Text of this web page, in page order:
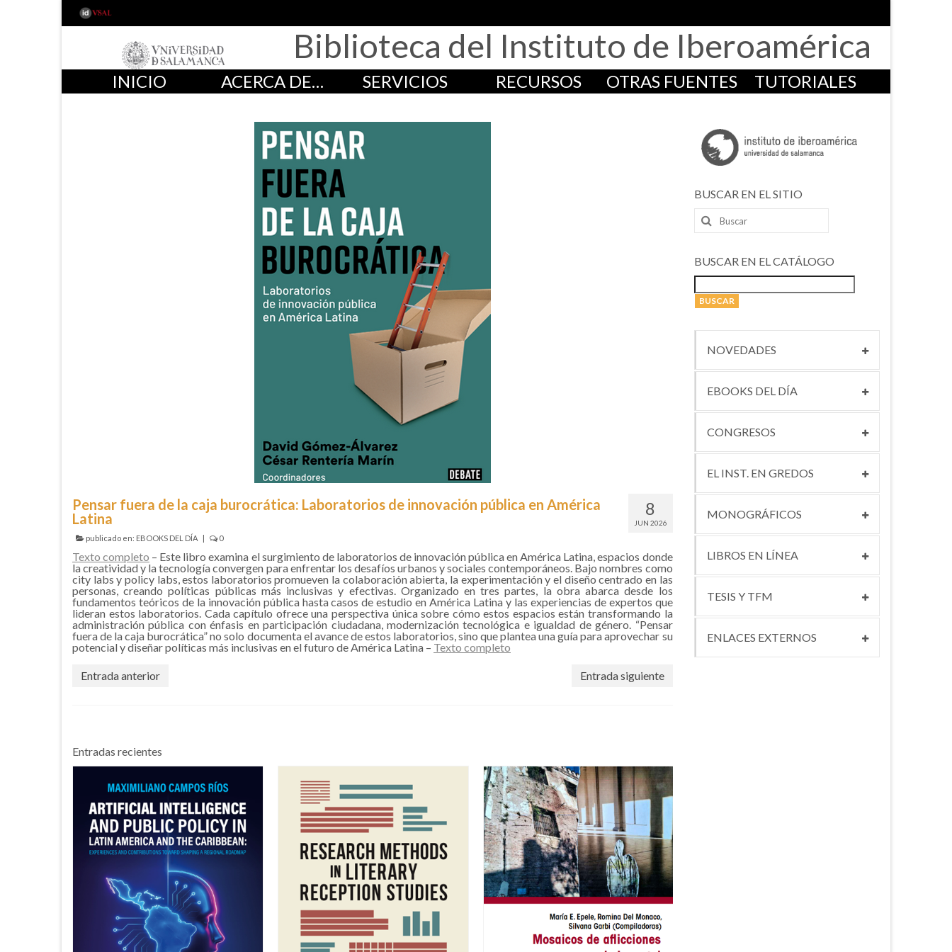
Biblioteca del Instituto de Iberoamérica
INICIO ACERCA DE… SERVICIOS RECURSOS OTRAS FUENTES TUTORIALES
8
JUN 2026
Pensar fuera de la caja burocrática: Laboratorios de innovación pública en América
Latina
publicado en: EBOOKS DEL DÍA | 0
Texto completo – Este libro examina el surgimiento de laboratorios de innovación pública en América Latina, espacios donde
la creatividad y la tecnología convergen para enfrentar los desafíos urbanos y sociales contemporáneos. Bajo nombres como
city labs y policy labs, estos laboratorios promueven la colaboración abierta, la experimentación y el diseño centrado en las
personas, creando políticas públicas más inclusivas y efectivas. Organizado en tres partes, la obra abarca desde los
fundamentos teóricos de la innovación pública hasta casos de estudio en América Latina y las experiencias de expertos que
lideran estos laboratorios. Cada capítulo ofrece una perspectiva única sobre cómo estos espacios están transformando la
administración pública con énfasis en participación ciudadana, modernización tecnológica e igualdad de género. “Pensar
fuera de la caja burocrática” no solo documenta el avance de estos laboratorios, sino que plantea una guía para aprovechar su
potencial y diseñar políticas más inclusivas en el futuro de América Latina – Texto completo
Entrada anterior Entrada siguiente
Entradas recientes
BUSCAR EN EL SITIO
Buscar
por:
BUSCAR EN EL CATÁLOGO
NOVEDADES
EBOOKS DEL DÍA
CONGRESOS
EL INST. EN GREDOS
MONOGRÁFICOS
LIBROS EN LÍNEA
TESIS Y TFM
ENLACES EXTERNOS